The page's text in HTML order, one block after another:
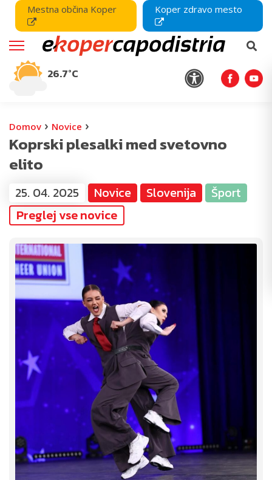
Mestna občina Koper Koper zdravo mesto
26.7°C
Domov › Novice ›
Koprski plesalki med svetovno
elito
25. 04. 2025 Novice Slovenija
Šport
Preglej vse novice